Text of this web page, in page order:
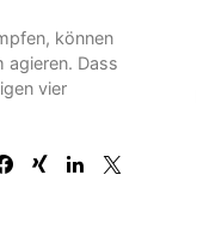
können
agieren. Dass
vier